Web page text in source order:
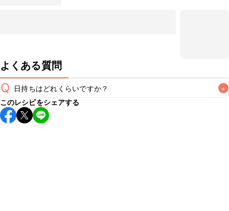
よくある質問
Q 日持ちはどれくらいですか？ +
保存期間は冷蔵で当日中が目安です。なるべくお早めにお召
し上がりください。
このレシピをシェアする